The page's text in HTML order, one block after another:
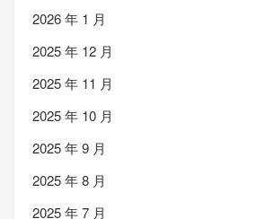
2026 年 1 月
2025 年 12 月
2025 年 11 月
2025 年 10 月
2025 年 9 月
2025 年 8 月
2025 年 7 月